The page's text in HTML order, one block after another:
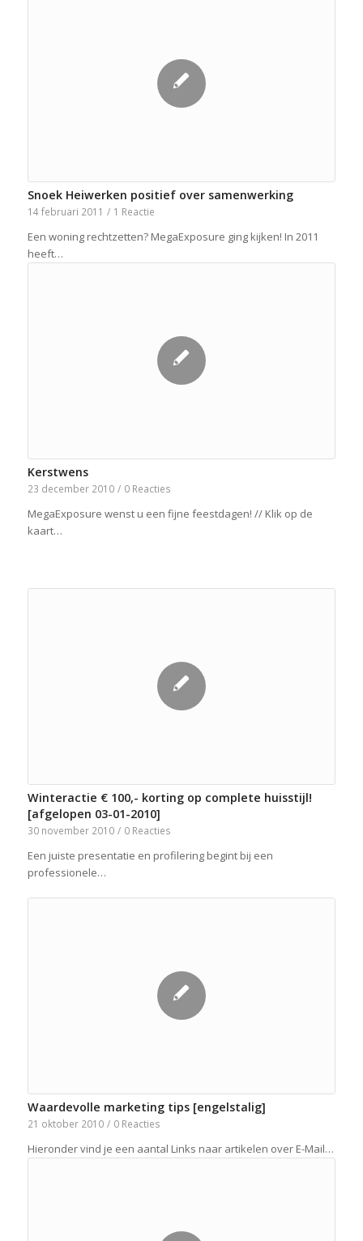
Snoek Heiwerken positief over samenwerking
14 februari 2011 / 1 Reactie
Een woning rechtzetten? MegaExposure ging kijken! In 2011
heeft…
Kerstwens
23 december 2010 / 0 Reacties
MegaExposure wenst u een fijne feestdagen! // Klik op de
kaart…
Winteractie € 100,- korting op complete huisstijl!
[afgelopen 03-01-2010]
30 november 2010 / 0 Reacties
Een juiste presentatie en profilering begint bij een
professionele…
Waardevolle marketing tips [engelstalig]
21 oktober 2010 / 0 Reacties
Hieronder vind je een aantal Links naar artikelen over E-Mail…